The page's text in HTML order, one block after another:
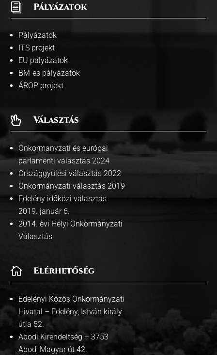
i Pályázatok
Pályázatok
ITS projekt
EU pályázatok
BM-es pályázatok
ÁROP projekt
 Választás
Önkormanyzati és európai
parlamenti választás 2024
Országgyűlési választás 2022
Önkormányzati választás 2019
Edelény időközi választás
2019. január 6.
2014. évi Helyi Önkormányzati
Választás
 Elérhetőség
Edelényi Közös Önkormányzati
Hivatal – Edelény, István király
útja 52.
Abodi Kirendeltség – 3753
Abod, Magyar út 42.